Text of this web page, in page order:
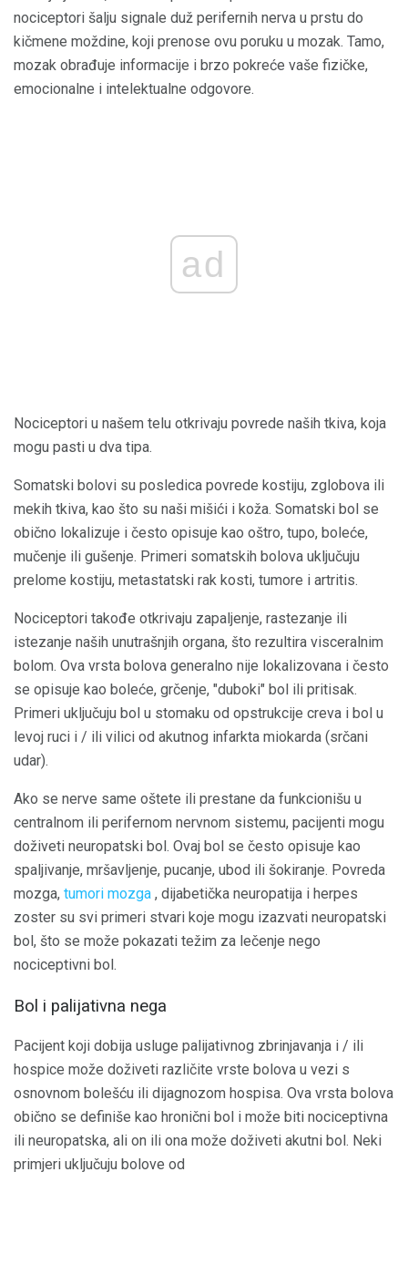
nociceptori šalju signale duž perifernih nerva u prstu do
kičmene moždine, koji prenose ovu poruku u mozak. Tamo,
mozak obrađuje informacije i brzo pokreće vaše fizičke,
emocionalne i intelektualne odgovore.
ad
Nociceptori u našem telu otkrivaju povrede naših tkiva, koja
mogu pasti u dva tipa.
Somatski bolovi su posledica povrede kostiju, zglobova ili
mekih tkiva, kao što su naši mišići i koža. Somatski bol se
obično lokalizuje i često opisuje kao oštro, tupo, boleće,
mučenje ili gušenje. Primeri somatskih bolova uključuju
prelome kostiju, metastatski rak kosti, tumore i artritis.
Nociceptori takođe otkrivaju zapaljenje, rastezanje ili
istezanje naših unutrašnjih organa, što rezultira visceralnim
bolom. Ova vrsta bolova generalno nije lokalizovana i često
se opisuje kao boleće, grčenje, "duboki" bol ili pritisak.
Primeri uključuju bol u stomaku od opstrukcije creva i bol u
levoj ruci i / ili vilici od akutnog infarkta miokarda (srčani
udar).
Ako se nerve same oštete ili prestane da funkcionišu u
centralnom ili perifernom nervnom sistemu, pacijenti mogu
doživeti neuropatski bol. Ovaj bol se često opisuje kao
spaljivanje, mršavljenje, pucanje, ubod ili šokiranje. Povreda
mozga, tumori mozga , dijabetička neuropatija i herpes
zoster su svi primeri stvari koje mogu izazvati neuropatski
bol, što se može pokazati težim za lečenje nego
nociceptivni bol.
Bol i palijativna nega
Pacijent koji dobija usluge palijativnog zbrinjavanja i / ili
hospice može doživeti različite vrste bolova u vezi s
osnovnom bolešću ili dijagnozom hospisa. Ova vrsta bolova
obično se definiše kao hronični bol i može biti nociceptivna
ili neuropatska, ali on ili ona može doživeti akutni bol. Neki
primjeri uključuju bolove od